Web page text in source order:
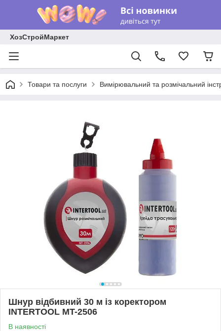
ХозСтройМаркет
Товари та послуги Вимірювальний та розмічальний
Шнур відбивний 30 м із коректором
INTERTOOL MT-2506
В наявності